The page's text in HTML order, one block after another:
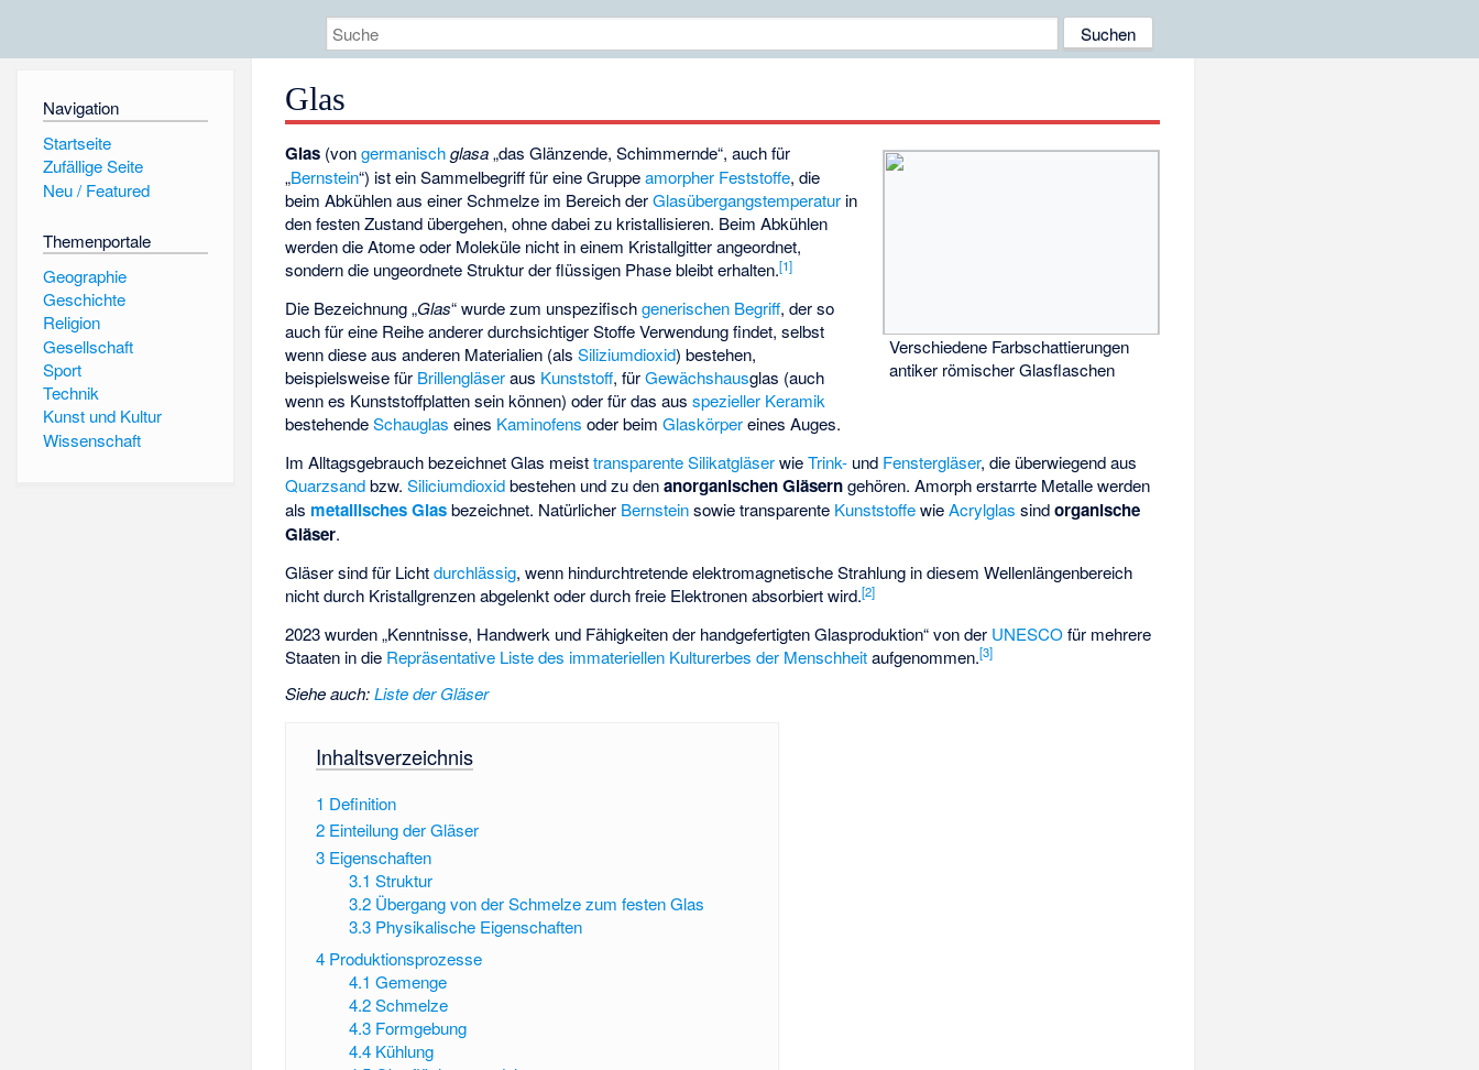
Navigation
Startseite
Zufällige Seite
Neu / Featured
Themenportale
Geographie
Geschichte
Religion
Gesellschaft
Sport
Technik
Kunst und Kultur
Wissenschaft
Glas
Verschiedene Farbschattierungen
antiker römischer Glasflaschen
Glas (vongermanisch glasa„das Glänzende, Schimmernde“, auch für
„Bernstein“) ist ein Sammelbegriff für eine Gruppeamorpher Feststoffe, die
beim Abkühlen aus einer Schmelze im Bereich derGlasübergangstemperatur in
den festen Zustand übergehen, ohne dabei zu kristallisieren. Beim Abkühlen
werden die Atome oder Moleküle nicht in einem Kristallgitter angeordnet,
sondern die ungeordnete Struktur der flüssigen Phase bleibt erhalten.[1]
Die Bezeichnung „Glas“ wurde zum unspezifischgenerischen Begriff, der so
auch für eine Reihe anderer durchsichtiger Stoffe Verwendung findet, selbst
wenn diese aus anderen Materialien (alsSiliziumdioxid) bestehen,
beispielsweise für Brillengläseraus Kunststoff, fürGewächshaus­glas (auch
wenn es Kunststoffplatten sein können) oder für das ausspezieller Keramik
bestehendeSchauglas eines Kaminofens oder beimGlaskörpereines Auges.
Im Alltagsgebrauch bezeichnet Glas meisttransparente SilikatgläserwieTrink- und Fenstergläser, die überwiegend aus
Quarzsandbzw.Siliciumdioxidbestehen und zu denanorganischen Gläserngehören. Amorph erstarrte Metalle werden
als metallisches Glasbezeichnet. Natürlicher Bernsteinsowie transparente KunststoffewieAcrylglas sindorganische
Gläser.
Gläser sind für Lichtdurchlässig, wenn hindurchtretende elektromagnetische Strahlung in diesem Wellenlängenbereich
nicht durch Kristallgrenzen abgelenkt oder durch freie Elektronen absorbiert wird.[2]
2023 wurden „Kenntnisse, Handwerk und Fähigkeiten der handgefertigten Glasproduktion“ von der UNESCOfür mehrere
Staaten in die Repräsentative Liste des immateriellen Kulturerbes der Menschheitaufgenommen.[3]
Siehe auch:Liste der Gläser
Inhaltsverzeichnis
1 Definition
2 Einteilung der Gläser
3 Eigenschaften
3.1 Struktur
3.2 Übergang von der Schmelze zum festen Glas
3.3 Physikalische Eigenschaften
4 Produktionsprozesse
4.1 Gemenge
4.2 Schmelze
4.3 Formgebung
4.4 Kühlung